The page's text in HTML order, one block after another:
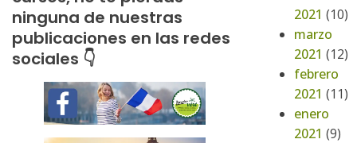
ninguna de nuestras
publicaciones en las redes
sociales 👇
2021 (10)
marzo
2021 (12)
febrero
2021 (11)
enero
2021 (9)